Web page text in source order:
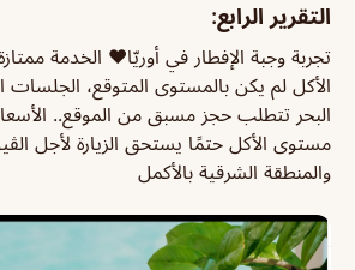
التقرير الرابع:
تجربة وجبة الإفطار في أوريّا❤️ الخدمة ممتازة
الأكل لم يكن بالمستوى المتوقع، الجلسات
البحر تتطلب حجز مسبق من الموقع..
مستوى الأكل حتمًا يستحق الزيارة لأجل
والمنطقة الشرقية بالأكمل